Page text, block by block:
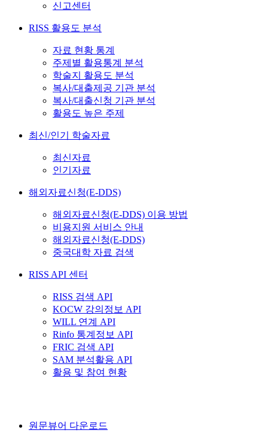
신고센터
RISS 활용도 분석
자료 현황 통계
주제별 활용통계 분석
학술지 활용도 분석
복사/대출제공 기관 분석
복사/대출신청 기관 분석
활용도 높은 주제
최신/인기 학술자료
최신자료
인기자료
해외자료신청(E-DDS)
해외자료신청(E-DDS) 이용 방법
비용지원 서비스 안내
해외자료신청(E-DDS)
중국대학 자료 검색
RISS API 센터
RISS 검색 API
KOCW 강의정보 API
WILL 연계 API
Rinfo 통계정보 API
FRIC 검색 API
SAM 분석활용 API
활용 및 참여 현황
원문뷰어 다운로드